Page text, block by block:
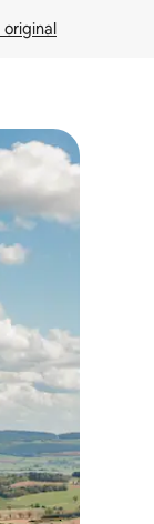
original
desliza el dedo.